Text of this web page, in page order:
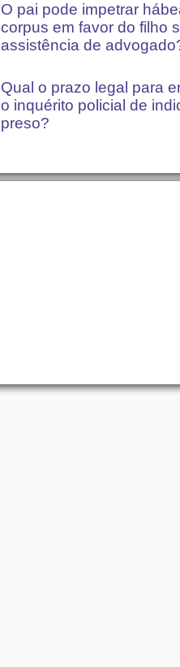
O pai pode impetrar
corpus em favor do filho
assistência de
Qual o prazo legal para
o inquérito policial de
preso?